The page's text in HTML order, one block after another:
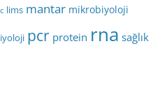
lims mantar mikrobiyoloji
pcr protein rna sağlık